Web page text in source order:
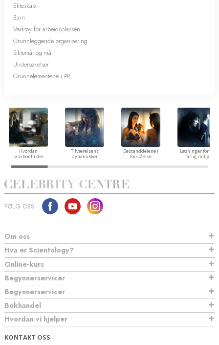
Ekteskap
Barn
Verktøy for arbeidsplassen
Grunnleggende organisering
Siktemål og mål
Undersøkelser
Grunnelementene i PR
Hvordan
løse konflikter
Tilværelsens
dynamikker
Bestanddelene i
forståelse
Løsninger for et
farlig miljø
FØLG OSS
Om oss
Hva er Scientology?
Online-kurs
Begynnerservicer
Begynnerservicer
Bokhandel
Hvordan vi hjelper
KONTAKT OSS